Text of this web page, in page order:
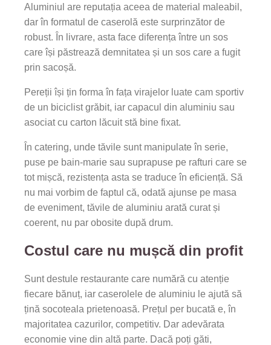
Aluminiul are reputația aceea de material maleabil,
dar în formatul de caserolă este surprinzător de
robust. În livrare, asta face diferența între un sos
care își păstrează demnitatea și un sos care a fugit
prin sacoșă.
Pereții își țin forma în fața virajelor luate cam sportiv
de un biciclist grăbit, iar capacul din aluminiu sau
asociat cu carton lăcuit stă bine fixat.
În catering, unde tăvile sunt manipulate în serie,
puse pe bain-marie sau suprapuse pe rafturi care se
tot mișcă, rezistența asta se traduce în eficiență. Să
nu mai vorbim de faptul că, odată ajunse pe masa
de eveniment, tăvile de aluminiu arată curat și
coerent, nu par obosite după drum.
Costul care nu mușcă din profit
Sunt destule restaurante care numără cu atenție
fiecare bănuț, iar caserolele de aluminiu le ajută să
țină socoteala prietenoasă. Prețul per bucată e, în
majoritatea cazurilor, competitiv. Dar adevărata
economie vine din altă parte. Dacă poți găti,